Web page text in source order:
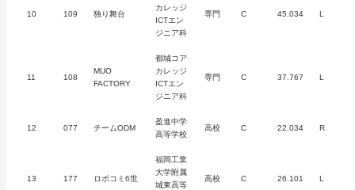
10 109 独り舞台
カレッジ
ICTエン
ジニア科
専門 C 45.034 L
11 108
MUO
FACTORY
都城コア
カレッジ
ICTエン
ジニア科
専門 C 37.767 L
12 077 チームODM
盈進中学
高等学校
高校 C 22.034 R
13 177 ロボコミ6世
福岡工業
大学附属
城東高等
高校 C 26.101 L